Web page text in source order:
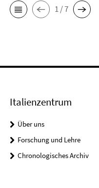
1 / 7
Italienzentrum
Über uns
Forschung und Lehre
Chronologisches Archiv